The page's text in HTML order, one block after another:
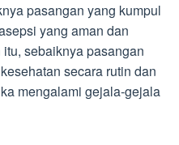
pasangan yang kumpul
yang aman dan
sebaiknya pasangan
secara rutin dan
mengalami gejala-gejala